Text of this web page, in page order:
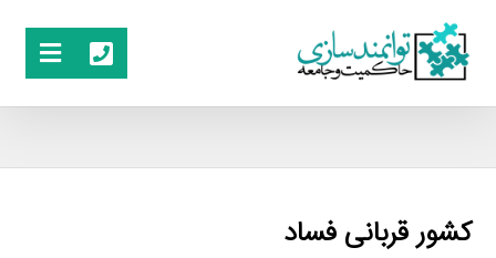
کشور قربانی فساد